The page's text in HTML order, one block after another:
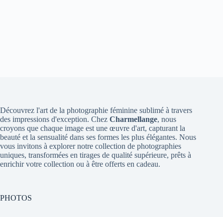
Découvrez l'art de la photographie féminine sublimé à travers
des impressions d'exception. Chez Charmellange, nous
croyons que chaque image est une œuvre d'art, capturant la
beauté et la sensualité dans ses formes les plus élégantes. Nous
vous invitons à explorer notre collection de photographies
uniques, transformées en tirages de qualité supérieure, prêts à
enrichir votre collection ou à être offerts en cadeau.
PHOTOS